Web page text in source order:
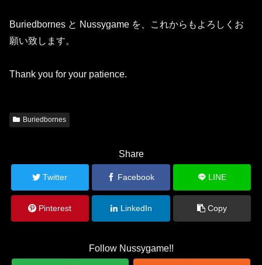
Buriedbornes と Nussygame を、これからもよろしくお
願い致します。
Thank you for your patience.
Buriedbornes
Share
Twitter Facebook LINE
Pinterest LinkedIn Copy
Follow Nussygame!!